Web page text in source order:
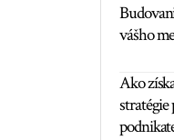
vášho
Ako
stratégie